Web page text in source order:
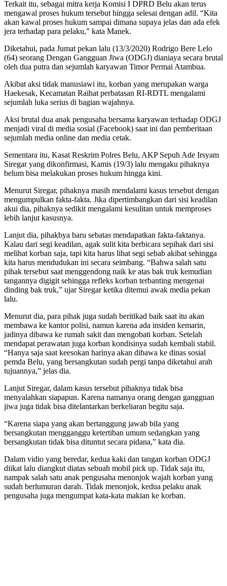
Terkait itu, sebagai mitra kerja Komisi I DPRD Belu akan terus
mengawal proses hukum tersebut hingga selesai dengan adil. “Kita
akan kawal proses hukum sampai dimana supaya jelas dan ada efek
jera terhadap para pelaku,” kata Manek.
Diketahui, pada Jumat pekan lalu (13/3/2020) Rodrigo Bere Lelo
(64) seorang Dengan Gangguan Jiwa (ODGJ) dianiaya secara brutal
oleh dua putra dan sejumlah karyawan Timor Permai Atambua.
Akibat aksi tidak manusiawi itu, korban yang merupakan warga
Haekesak, Kecamatan Raihat perbatasan RI-RDTL mengalami
sejumlah luka serius di bagian wajahnya.
Aksi brutal dua anak pengusaha bersama karyawan terhadap ODGJ
menjadi viral di media sosial (Facebook) saat ini dan pemberitaan
sejumlah media online dan media cetak.
Sementara itu, Kasat Reskrim Polres Belu, AKP Sepuh Ade Irsyam
Siregar yang dikonfirmasi, Kamis (19/3) lalu mengaku pihaknya
belum bisa melakukan proses hukum hingga kini.
Menurut Siregar, pihaknya masih mendalami kasus tersebut dengan
mengumpulkan fakta-fakta. Jika dipertimbangkan dari sisi keadilan
akui dia, pihaknya sedikit mengalami kesulitan untuk memproses
lebih lanjut kasusnya.
Lanjut dia, pihakbya baru sebatas mendapatkan fakta-faktanya.
Kalau dari segi keadilan, agak sulit kita berbicara sepihak dari sisi
melihat korban saja, tapi kita harus lihat segi sebab akibat sehingga
kita harus mendudukan ini secara seimbang. “Bahwa salah satu
pihak tersebut saat menggendong naik ke atas bak truk kemudian
tangannya digigit sehingga refleks korban terbanting mengenai
dinding bak truk,” ujar Siregar ketika ditemui awak media pekan
lalu.
Menurut dia, para pihak juga sudah beritikad baik saat itu akan
membawa ke kantor polisi, namun karena ada insiden kemarin,
jadinya dibawa ke rumah sakit dan mengobati korban. Setelah
mendapat perawatan juga korban kondisinya sudah kembali stabil.
“Hanya saja saat keesokan harinya akan dibawa ke dinas sosial
pemda Belu, yang bersangkutan sudah pergi tanpa diketahui arah
tujuannya,” jelas dia.
Lanjut Siregar, dalam kasus tersebut pihaknya tidak bisa
menyalahkan siapapun. Karena namanya orang dengan gangguan
jiwa juga tidak bisa ditelantarkan berkeliaran begitu saja.
“Karena siapa yang akan bertanggung jawab bila yang
bersangkutan mengganggu ketertiban umum sedangkan yang
bersangkutan tidak bisa dituntut secara pidana,” kata dia.
Dalam vidio yang beredar, kedua kaki dan tangan korban ODGJ
diikat lalu diangkut diatas sebuah mobil pick up. Tidak saja itu,
nampak salah satu anak pengusaha menonjok wajah korban yang
sudah berlumuran darah. Tidak menonjok, kedua pelaku anak
pengusaha juga mengumpat kata-kata makian ke korban.